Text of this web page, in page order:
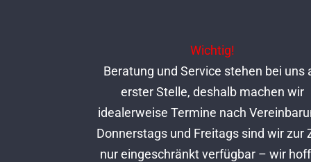
Wichtig!
Beratung und Service stehen bei uns
erster Stelle, deshalb machen wir
idealerweise Termine nach
Donnerstags und Freitags sind wir zur
nur eingeschränkt verfügbar – wir